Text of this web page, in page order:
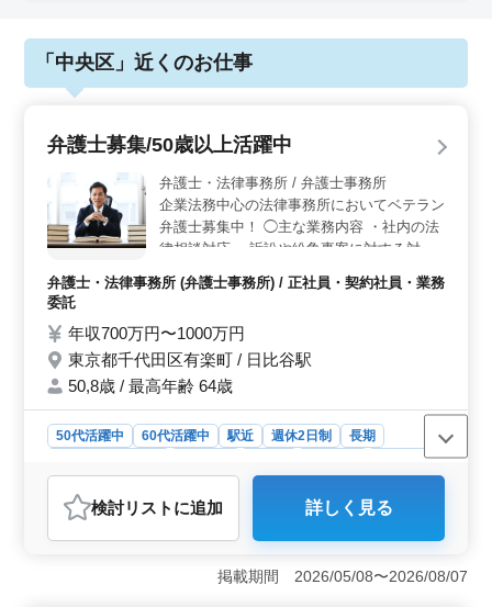
「中央区」近くのお仕事
弁護士募集/50歳以上活躍中
弁護士・法律事務所 / 弁護士事務所
企業法務中心の法律事務所においてベテラン
弁護士募集中！ ◯主な業務内容 ・社内の法
律相談対応 ・訴訟や紛争事案に対する対応
ナーや外部セミナーの講師 ・株主総会対応
齢ではなく経験のあるベテラン層をお待ちし
てます。ぜひご応募下さい！ ＊賞与あり ＊
駅チカ ＊土日祝休み ＊50歳以上新規採用実
弁護士・法律事務所 (弁護士事務所) / 正社員・契約社員・業務
委託
年収700万円〜1000万円
東京都千代田区有楽町 / 日比谷駅
50,8歳 / 最高年齢 64歳
50代活躍中 60代活躍中 駅近 週休2日制
長期
業務委託
おすすめポイント
＜企業法務のプロフェッショナル＞ 企業法務中心の案
件に特化し、社内法務相談や訴訟、契約書の作成・チェ
ック、セミナー講師など様々な業務に挑戦できます。千
検討リスト に追加 詳しく見る
掲載期間 2026/05/08〜2026/08/07